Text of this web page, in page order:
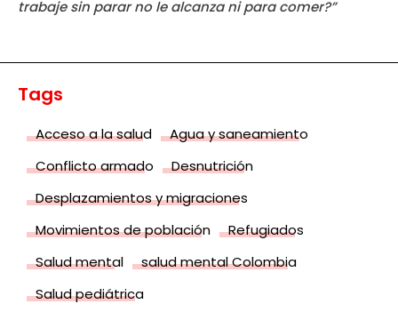
trabaje sin parar no le alcanza ni para comer?”
Tags
Acceso a la salud
Agua y saneamiento
Conflicto armado
Desnutrición
Desplazamientos y migraciones
Movimientos de población
Refugiados
Salud mental
salud mental Colombia
Salud pediátrica